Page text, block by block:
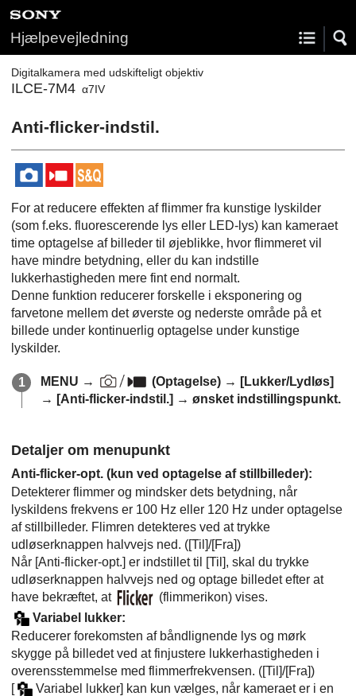
Hjælpevejledning
Digitalkamera med udskifteligt objektiv
ILCE-7M4 α7IV
Anti-flicker-indstil.
For at reducere effekten af flimmer fra kunstige lyskilder
(som f.eks. fluorescerende lys eller LED-lys) kan kameraet
time optagelse af billeder til øjeblikke, hvor flimmeret vil
have mindre betydning, eller du kan indstille
lukkerhastigheden mere fint end normalt.
Denne funktion reducerer forskelle i eksponering og
farvetone mellem det øverste og nederste område på et
billede under kontinuerlig optagelse under kunstige
lyskilder.
MENU → (Optagelse) → [Lukker/Lydløs]
→ [Anti-flicker-indstil.] → ønsket indstillingspunkt.
Detaljer om menupunkt
Anti-flicker-opt. (kun ved optagelse af stillbilleder):
Detekterer flimmer og mindsker dets betydning, når
lyskildens frekvens er 100 Hz eller 120 Hz under optagelse
af stillbilleder. Flimren detekteres ved at trykke
udløserknappen halvvejs ned. ([Til]/[Fra])
Når [Anti-flicker-opt.] er indstillet til [Til], skal du trykke
udløserknappen halvvejs ned og optage billedet efter at
have bekræftet, at
(flimmerikon) vises.
Variabel lukker:
Reducerer forekomsten af båndlignende lys og mørk
skygge på billedet ved at finjustere lukkerhastigheden i
overensstemmelse med flimmerfrekvensen. ([Til]/[Fra])
[
Variabel lukker] kan kun vælges, når kameraet er i en